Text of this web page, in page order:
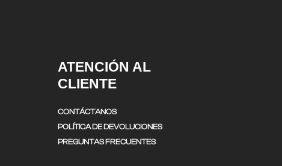
ATENCIÓN AL
CLIENTE
CONTÁCTANOS
POLÍTICA DE DEVOLUCIONES
PREGUNTAS FRECUENTES